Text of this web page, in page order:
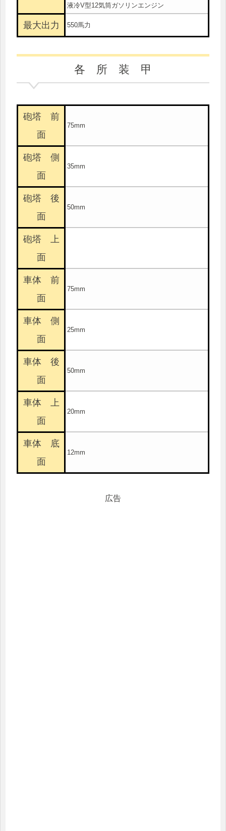
液冷V型12気筒ガソリンエンジン
最大出力 550馬力
各 所 装 甲
砲塔 前
面
75mm
砲塔 側
面
35mm
砲塔 後
面
50mm
砲塔 上
面
車体 前
面
75mm
車体 側
面
25mm
車体 後
面
50mm
車体 上
面
20mm
車体 底
面
12mm
広告